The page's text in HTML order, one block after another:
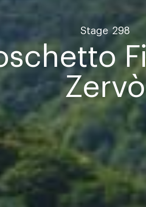
Stage 298
Zervò